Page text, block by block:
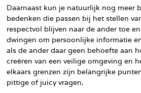
Daarnaast kun je natuurlijk nog meer
bedenken die passen bij het stellen
respectvol blijven naar de ander toe
dwingen om persoonlijke informatie
als de ander daar geen behoefte aan
creëren van een veilige omgeving en
elkaars grenzen zijn belangrijke
pittige of juicy vragen.